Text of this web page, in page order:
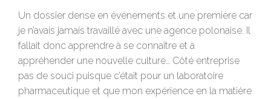
Un dossier dense en événements et une première car
je n’avais jamais travaillé avec une agence polonaise. Il
fallait donc apprendre à se connaître et à
appréhender une nouvelle culture… Côté entreprise
pas de souci puisque c’était pour un laboratoire
pharmaceutique et que mon expérience en la matière